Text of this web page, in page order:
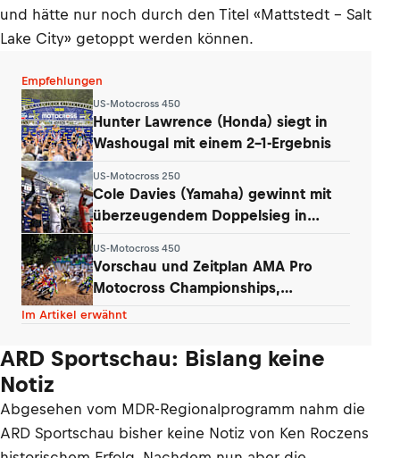
und hätte nur noch durch den Titel «Mattstedt – Salt
Lake City» getoppt werden können.
Empfehlungen
US-Motocross 450
Hunter Lawrence (Honda) siegt in
Washougal mit einem 2-1-Ergebnis
US-Motocross 250
Cole Davies (Yamaha) gewinnt mit
überzeugendem Doppelsieg in
US-Motocross 450
Vorschau und Zeitplan AMA Pro
Motocross Championships,
Washougal
Im Artikel erwähnt
ARD Sportschau: Bislang keine
Notiz
Abgesehen vom MDR-Regionalprogramm nahm die
ARD Sportschau bisher keine Notiz von Ken Roczens